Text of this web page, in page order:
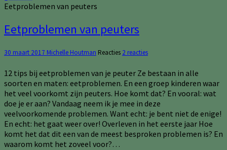
Eetproblemen van peuters
Eetproblemen van peuters
30 maart 2017 Michelle Houtman Reacties 2 reacties
12 tips bij eetproblemen van je peuter Ze bestaan in alle
soorten en maten: eetproblemen. En een groep kinderen waar
het veel voorkomt zijn peuters. Hoe komt dat? En vooral: wat
doe je er aan? Vandaag neem ik je mee in deze
veelvoorkomende problemen. Want echt: je bent niet de enige!
En echt: het gaat weer over! Overleven in het eerste jaar Hoe
komt het dat dit een van de meest besproken problemen is? En
waarom komt het zoveel voor?…